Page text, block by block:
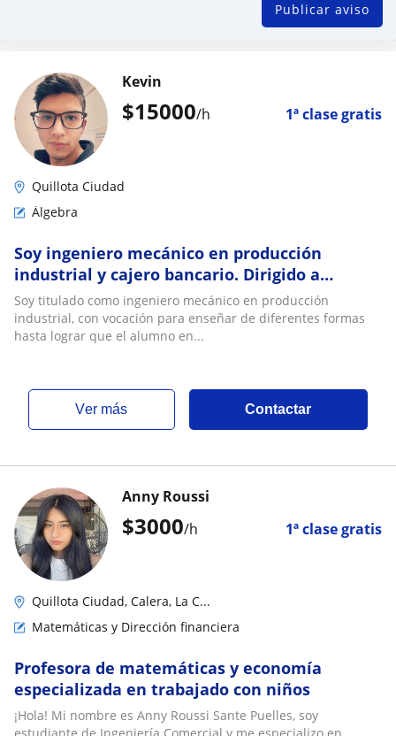
Publicar aviso
$15000/h 1ª clase gratis
Kevin
Quillota Ciudad
Álgebra
Soy ingeniero mecánico en producción
industrial y cajero bancario. Dirigido a
cualquier persona que quiera aprender este
bello mundo de los numeros
Soy titulado como ingeniero mecánico en producción
industrial, con vocación para enseñar de diferentes formas
hasta lograr que el alumno en...
ver más Contactar
$3000/h 1ª clase gratis
Anny Roussi
Quillota Ciudad, Calera, La C...
Matemáticas y Dirección financiera
Profesora de matemáticas y economía
especializada en trabajado con niños
¡Hola! Mi nombre es Anny Roussi Sante Puelles, soy